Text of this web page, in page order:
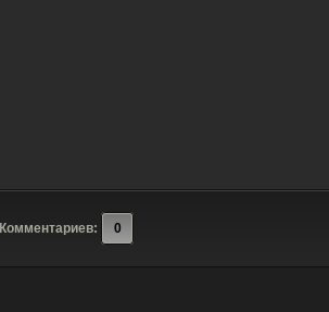
Комментариев: 0